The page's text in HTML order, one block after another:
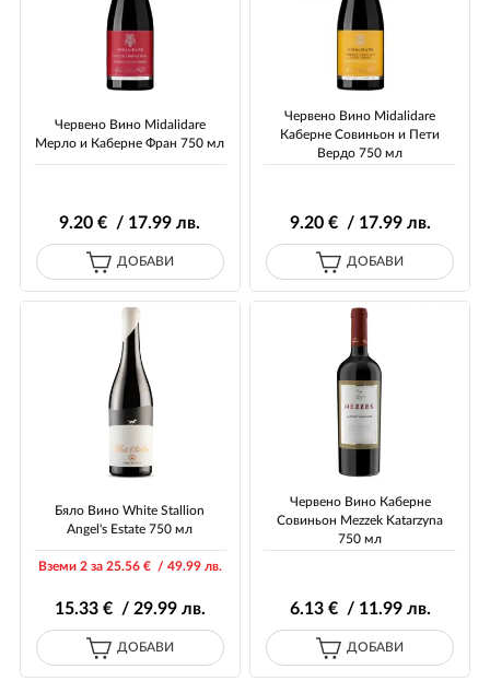
Червено Вино Midalidare
Мерло и Каберне Фран 750 мл
9.20 € / 17.99 лв.
ДОБАВИ
Червено Вино Midalidare
Каберне Совиньон и Пети
Вердо 750 мл
9.20€ / 17.99лв.
ДОБАВИ
Бяло Вино White Stallion
Angel's Estate 750 мл
Вземи 2 за 25.56€ / 49.99лв.
15.33€ / 29.99лв.
ДОБАВИ
Червено Вино Каберне
Совиньон Mezzek Katarzyna
750 мл
6.13€ / 11.99лв.
ДОБАВИ